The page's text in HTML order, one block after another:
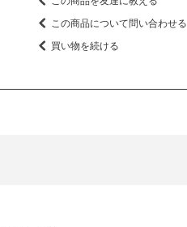
この商品について問い合わせる
買い物を続ける